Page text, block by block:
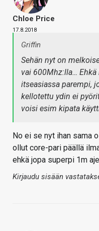
Chloe Price
17.8.2018
Griffin
Sehän nyt on
vai 600Mhz:lla…
itseasiassa parempi,
kellotettu ydin ei
voisi esim kipata
No ei se nyt ihan sama
ollut core-pari päällä
ehkä jopa superpi 1m
Kirjaudu sisään